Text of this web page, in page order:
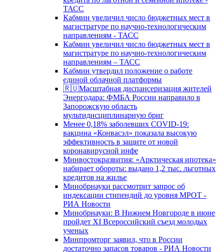
ТАСС
Кабмин увеличил число бюджетных мест в
магистратуре по научно-технологическим
направлениям - ТАСС
Кабмин увеличил число бюджетных мест в
магистратуре по научно-технологическим
направлениям – ТАСС
Кабмин утвердил положение о работе
единой облачной платформы
🇷🇺Масштабная диспансеризация жителей
Энергодара: ФМБА России направило в
Запорожскую область
мультидисциплинарную бриг
Менее 0,18% заболевших COVID-19:
вакцина «Конвасэл» показала высокую
эффективность в защите от новой
коронавирусной инфе
Минвостокразвития: «Арктическая ипотека»
набирает обороты: выдано 1,2 тыс. льготных
кредитов на жилье
Минобрнауки рассмотрит запрос об
индексации стипендий до уровня МРОТ -
РИА Новости
Минобрнауки: В Нижнем Новгороде в июне
пройдет XI Всероссийский съезд молодых
ученых
Минпромторг заявил, что в России
достаточно запасов товаров - РИА Новости